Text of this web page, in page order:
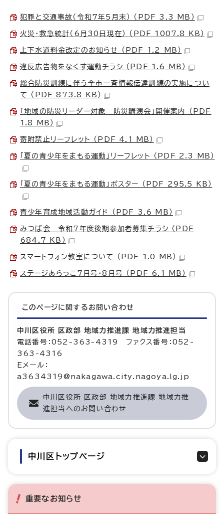
犯罪と交通事故（令和7年5月末） （PDF 3.3 MB）
火災・救急統計（6月30日現在） （PDF 1007.8 KB）
上下水道料金改定のお知らせ （PDF 1.2 MB）
違反広告物をなくす運動チラシ （PDF 1.6 MB）
総合防災訓練に伴う全市一斉情報伝達訓練の実施につい
て （PDF 873.8 KB）
「地域の防災リーダー対象 防災講演会」開催案内 （PDF
1.8 MB）
寄附禁止リーフレット （PDF 4.1 MB）
「夏の青少年をまもる運動」リーフレット （PDF 2.3 MB）
「夏の青少年をまもる運動」ポスター （PDF 295.5 KB）
青少年育成地域活動ガイド （PDF 3.6 MB）
みつば会 令和7年度後期参加者募集チラシ （PDF
684.7 KB）
スマートフォン教室について （PDF 1.0 MB）
ステージあらっこ7月号・8月号 （PDF 6.1 MB）
このページに関する お問い合わせ
中川区役所 区政部 地域力推進課 地域力推進担当
電話番号：052-363-4319 ファクス番号：052-
363-4316
Eメール：
a3634319@nakagawa.city.nagoya.lg.jp
中川区役所 区政部 地域力推進課 地域力推
進担当へのお問い合わせ
中川区トップページ
重要なお知らせ